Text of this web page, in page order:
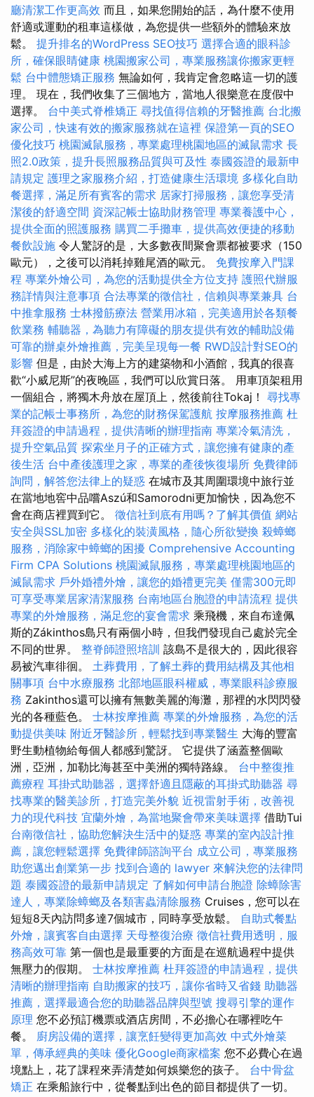
廳清潔工作更高效 而且，如果您開始的話，為什麼不使用
舒適或運動的租車這樣做，為您提供一些額外的體驗來放
鬆。 提升排名的WordPress SEO技巧 選擇合適的眼科診
所，確保眼睛健康 桃園搬家公司，專業服務讓你搬家更輕
鬆 台中體態矯正服務 無論如何，我肯定會忽略這一切的護
理。 現在，我們收集了三個地方，當地人很樂意在度假中
選擇。 台中美式脊椎矯正 尋找值得信賴的牙醫推薦 台北搬
家公司，快速有效的搬家服務就在這裡 保證第一頁的SEO
優化技巧 桃園滅鼠服務，專業處理桃園地區的滅鼠需求 長
照2.0政策，提升長照服務品質與可及性 泰國簽證的最新申
請規定 護理之家服務介紹，打造健康生活環境 多樣化自助
餐選擇，滿足所有賓客的需求 居家打掃服務，讓您享受清
潔後的舒適空間 資深記帳士協助財務管理 專業養護中心，
提供全面的照護服務 購買二手攤車，提供高效便捷的移動
餐飲設施 令人驚訝的是，大多數夜間聚會票都被要求（150
歐元），之後可以消耗掉雞尾酒的歐元。 免費按摩入門課
程 專業外燴公司，為您的活動提供全方位支持 護照代辦服
務詳情與注意事項 合法專業的徵信社，信賴與專業兼具 台
中推拿服務 士林撥筋療法 營業用冰箱，完美適用於各類餐
飲業務 輔聽器，為聽力有障礙的朋友提供有效的輔助設備
可靠的辦桌外燴推薦，完美呈現每一餐 RWD設計對SEO的
影響 但是，由於大海上方的建築物和小酒館，我真的很喜
歡“小威尼斯”的夜晚區，我們可以欣賞日落。 用車頂架租用
一個組合，將獨木舟放在屋頂上，然後前往Tokaj！ 尋找專
業的記帳士事務所，為您的財務保駕護航 按摩服務推薦 杜
拜簽證的申請過程，提供清晰的辦理指南 專業冷氣清洗，
提升空氣品質 探索坐月子的正確方式，讓您擁有健康的產
後生活 台中產後護理之家，專業的產後恢復場所 免費律師
詢問，解答您法律上的疑惑 在城市及其周圍環境中旅行並
在當地地窖中品嚐Aszú和Samorodni更加愉快，因為您不
會在商店裡買到它。 徵信社到底有用嗎？了解其價值 網站
安全與SSL加密 多樣化的裝潢風格，隨心所欲變換 殺蟑螂
服務，消除家中蟑螂的困擾 Comprehensive Accounting
Firm CPA Solutions 桃園滅鼠服務，專業處理桃園地區的
滅鼠需求 戶外婚禮外燴，讓您的婚禮更完美 僅需300元即
可享受專業居家清潔服務 台南地區台胞證的申請流程 提供
專業的外燴服務，滿足您的宴會需求 乘飛機，來自布達佩
斯的Zákinthos島只有兩個小時，但我們發現自己處於完全
不同的世界。 整脊師證照培訓 該島不是很大的，因此很容
易被汽車徘徊。 土葬費用，了解土葬的費用結構及其他相
關事項 台中水療服務 北部地區眼科權威，專業眼科診療服
務 Zakinthos還可以擁有無​​數美麗的海灘，那裡的水閃閃發
光的各種藍色。 士林按摩推薦 專業的外燴服務，為您的活
動提供美味 附近牙醫診所，輕鬆找到專業醫生 大海的豐富
野生動植物給每個人都感到驚訝。 它提供了涵蓋整個歐
洲，亞洲，加勒比海甚至中美洲的獨特路線。 台中整復推
薦療程 耳掛式助聽器，選擇舒適且隱蔽的耳掛式助聽器 尋
找專業的醫美診所，打造完美外貌 近視雷射手術，改善視
力的現代科技 宜蘭外燴，為當地聚會帶來美味選擇 借助Tui
台南徵信社，協助您解決生活中的疑惑 專業的室內設計推
薦，讓您輕鬆選擇 免費律師諮詢平台 成立公司，專業服務
助您邁出創業第一步 找到合適的 lawyer 來解決您的法律問
題 泰國簽證的最新申請規定 了解如何申請台胞證 除蟑除害
達人，專業除蟑螂及各類害蟲清除服務 Cruises，您可以在
短短8天內訪問多達7個城市，同時享受放鬆。 自助式餐點
外燴，讓賓客自由選擇 天母整復治療 徵信社費用透明，服
務高效可靠 第一個也是最重要的方面是在巡航過程中提供
無壓力的假期。 士林按摩推薦 杜拜簽證的申請過程，提供
清晰的辦理指南 自助搬家的技巧，讓你省時又省錢 助聽器
推薦，選擇最適合您的助聽器品牌與型號 搜尋引擎的運作
原理 您不必預訂機票或酒店房間，不必擔心在哪裡吃午
餐。 廚房設備的選擇，讓烹飪變得更加高效 中式外燴菜
單，傳承經典的美味 優化Google商家檔案 您不必費心在過
境點上，花了課程來弄清楚如何娛樂您的孩子。 台中骨盆
矯正 在乘船旅行中，從餐點到出色的節目都提供了一切。